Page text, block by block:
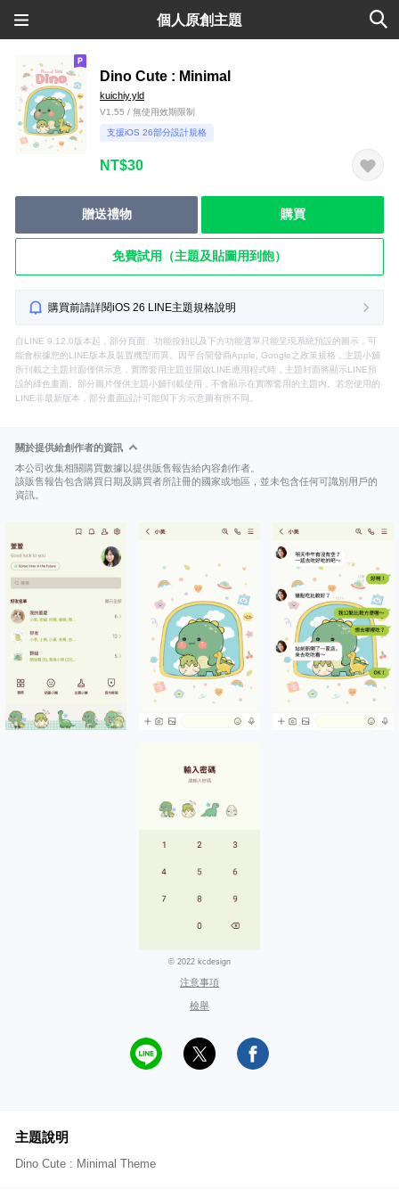
個人原創主題
Dino Cute : Minimal
kuichiy.yld
V1.55 / 無使用效期限制
支援iOS 26部分設計規格
NT$30
贈送禮物 購買
免費試用（主題及貼圖用到飽）
購買前請詳閱iOS 26 LINE主題規格說明
自LINE 9.12.0版本起，部分頁面、功能按鈕以及下方功能選單只能呈現系統預設的圖示，可
能會根據您的LINE版本及裝置機型而異。因平台開發商Apple, Google之政策規格，主題小舖
所刊載之主題封面僅供示意，實際套用主題並開啟LINE應用程式時，主題封面將顯示LINE預
設的綠色畫面。部分圖片僅供主題小舖刊載使用，不會顯示在實際套用的主題內。若您使用的
LINE非最新版本，部分畫面設計可能與下方示意圖有所不同。
關於提供給創作者的資訊
本公司收集相關購買數據以提供販售報告給內容創作者。
該販售報告包含購買日期及購買者所註冊的國家或地區，並未包含任何可識別用戶的
資訊。
© 2022 kcdesign
注意事項
檢舉
主題說明
Dino Cute : Minimal Theme